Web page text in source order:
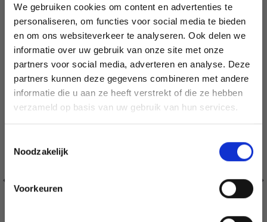
We gebruiken cookies om content en advertenties te
personaliseren, om functies voor social media te bieden
en om ons websiteverkeer te analyseren. Ook delen we
informatie over uw gebruik van onze site met onze
partners voor social media, adverteren en analyse. Deze
partners kunnen deze gegevens combineren met andere
informatie die u aan ze heeft verstrekt of die ze hebben
verzameld op basis van uw gebruik van hun services.
Noodzakelijk
Voorkeuren
VERGELIJKBAAR MET DIT
Économisez jusqu'à 50 %
Soyez le premier à connaître nos soldes et